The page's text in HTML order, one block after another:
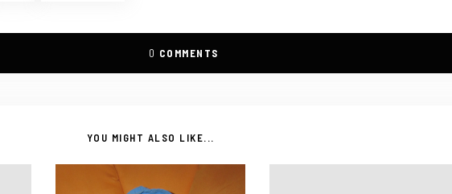
0 COMMENTS
YOU MIGHT ALSO LIKE...